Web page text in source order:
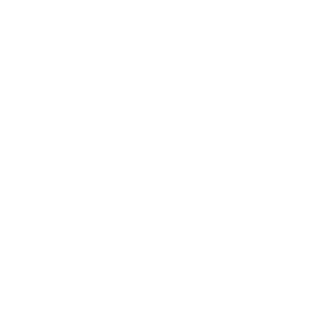
我国原985工程大学的南京大学、东南大学，也包括江苏省重点高校的江苏